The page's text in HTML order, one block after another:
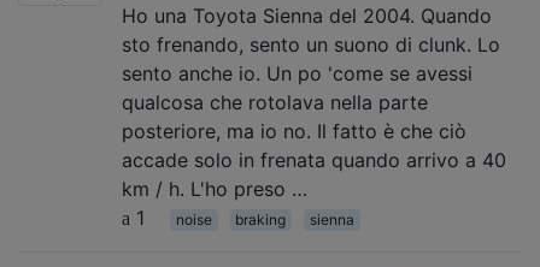
Ho una Toyota Sienna del 2004. Quando
sto frenando, sento un suono di clunk. Lo
sento anche io. Un po 'come se avessi
qualcosa che rotolava nella parte
posteriore, ma io no. Il fatto è che ciò
accade solo in frenata quando arrivo a 40
km / h. L'ho preso …
1
noise braking sienna